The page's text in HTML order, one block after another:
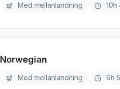
Med mellanlandning 10h
Norwegian
Med mellanlandning 6h